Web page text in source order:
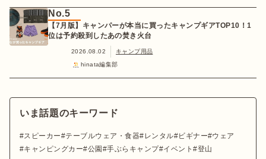
No.5
【7月版】キャンパーが本当に買ったキャンプギアTOP10！1
位は予約殺到したあの焚き火台
2026.08.02
キャンプ用品
hinata編集部
いま話題のキーワード
スピーカー テーブルウェア・食器 レンタル ビギナー
ウェア
キャンピングカー 公園 手ぶらキャンプ イベント 登山